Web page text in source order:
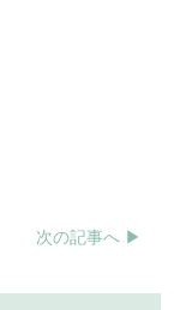
次の記事へ ▶︎